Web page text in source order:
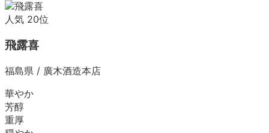
人気 20位
飛露喜
福島県 / 廣木酒造本店
華やか
芳醇
重厚